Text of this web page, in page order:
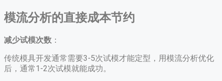
模流分析的直接成本节约
减少试模次数 ：
传统模具开发通常需要3-5次试模才能定型，用模流分析优化
后，通常1-2次试模就能成功。